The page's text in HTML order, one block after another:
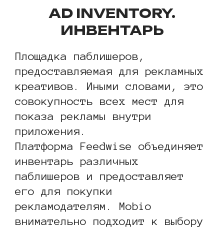
AD INVENTORY.
ИНВЕНТАРЬ
Площадка паблишеров,
предоставляемая для рекламных
креативов. Иными словами, это
совокупность всех мест для
показа рекламы внутри
приложения.
Платформа Feedwise объединяет
инвентарь различных
паблишеров и предоставляет
его для покупки
рекламодателям. Mobio
внимательно подходит к выбору